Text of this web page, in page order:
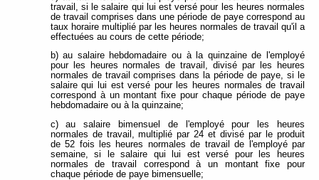
travail, si le salaire qui lui est versé pour les heures normales
de travail comprises dans une période de paye correspond au
taux horaire multiplié par les heures normales de travail qu'il a
effectuées au cours de cette période;
b) au salaire hebdomadaire ou à la quinzaine de l'employé
pour les heures normales de travail, divisé par les heures
normales de travail comprises dans la période de paye, si le
salaire qui lui est versé pour les heures normales de travail
correspond à un montant fixe pour chaque période de paye
hebdomadaire ou à la quinzaine;
c) au salaire bimensuel de l'employé pour les heures
normales de travail, multiplié par 24 et divisé par le produit
de 52 fois les heures normales de travail de l'employé par
semaine, si le salaire qui lui est versé pour les heures
normales de travail correspond à un montant fixe pour
chaque période de paye bimensuelle;